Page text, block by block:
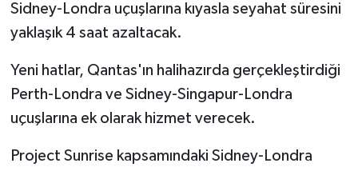
Sidney-Londra uçuşlarına kıyasla seyahat süresini
yaklaşık 4 saat azaltacak.
Yeni hatlar, Qantas'ın halihazırda gerçekleştirdiği
Perth-Londra ve Sidney-Singapur-Londra
uçuşlarına ek olarak hizmet verecek.
Project Sunrise kapsamındaki Sidney-Londra